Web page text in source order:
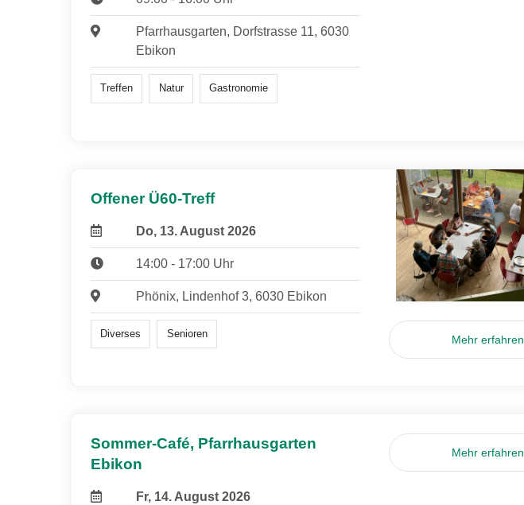
Pfarrhausgarten, Dorfstrasse 11, 6030
Ebikon
Treffen Natur Gastronomie
Offener Ü60-Treff
Do, 13. August 2026
14:00 - 17:00 Uhr
Phönix, Lindenhof 3, 6030 Ebikon
Diverses Senioren Mehr erfahren
Sommer-Café, Pfarrhausgarten
Ebikon
Fr, 14. August 2026
Mehr erfahren